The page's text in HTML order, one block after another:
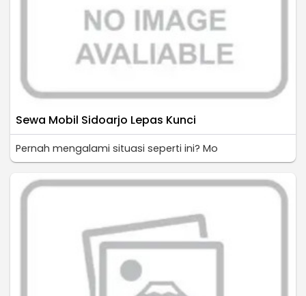
Sewa Mobil Sidoarjo Lepas Kunci
Pernah mengalami situasi seperti ini? Mo